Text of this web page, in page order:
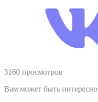
3160 просмотров
Вам может быть интересно